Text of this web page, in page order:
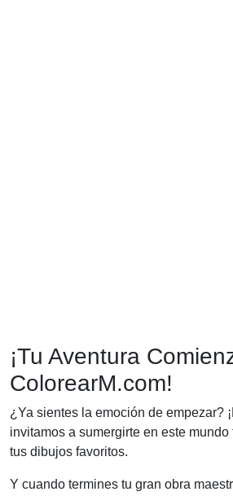
¡Tu Aventura
ColorearM.com!
¿Ya sientes la emoción de empezar?
invitamos a sumergirte en este
tus dibujos favoritos.
Y cuando termines tu gran obra